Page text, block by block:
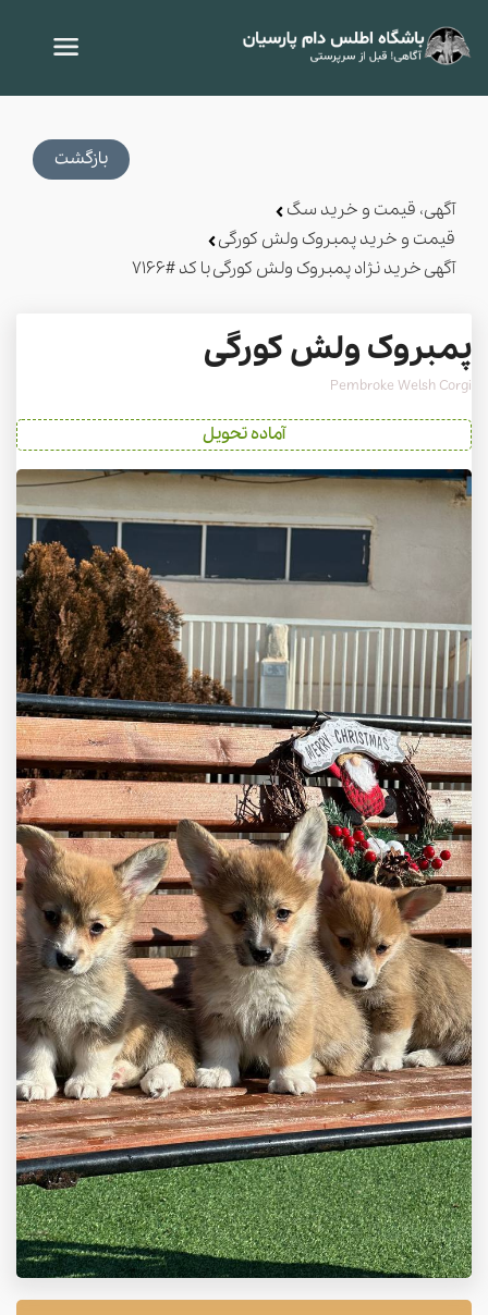
بازگشت
آگهی، قیمت و خرید سگ
قیمت و خرید پمبروک ولش کورگی
آگهی خرید نژاد پمبروک ولش کورگی با کد #7166
پمبروک ولش کورگی
Pembroke Welsh Corgi
آماده تحویل